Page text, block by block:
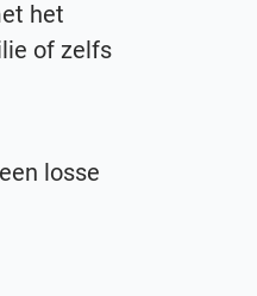
het
of zelfs
losse